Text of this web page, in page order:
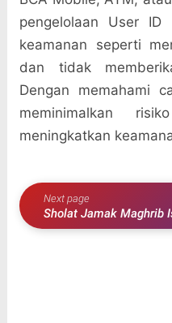
pengelolaan User ID
keamanan seperti
dan tidak
Dengan memahami
meminimalkan
meningkatkan
Next page
Sholat Jamak Maghrib
untuk Pemula